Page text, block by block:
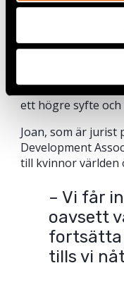
för att vi tror. Vi
ett högre syfte och
Joan, som är jurist
Development
till kvinnor världen
– Vi får
oavsett
fortsätta
tills vi